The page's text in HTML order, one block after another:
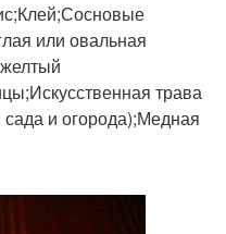
или овальная
трава
сада и огорода);Медная